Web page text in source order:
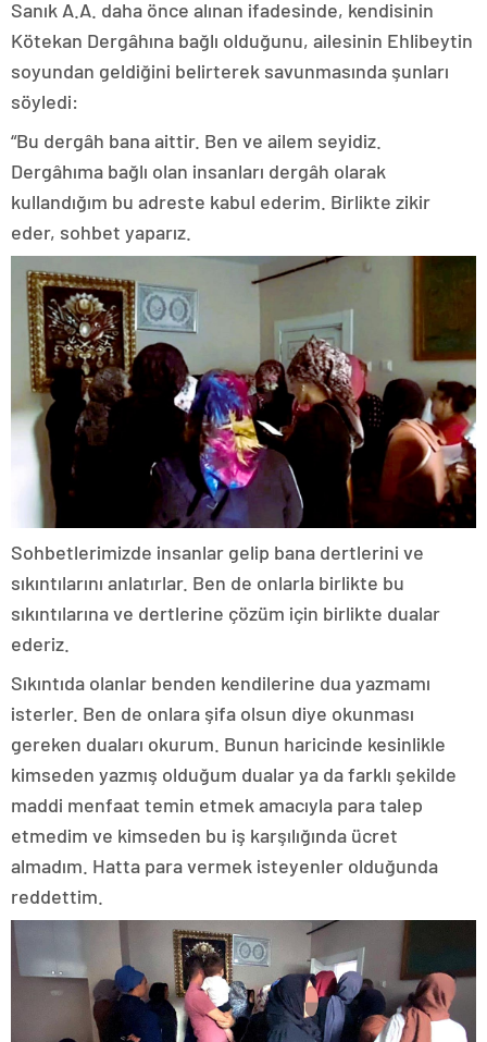
Sanık A.A. daha önce alınan ifadesinde, kendisinin
Kötekan Dergâhına bağlı olduğunu, ailesinin Ehlibeytin
soyundan geldiğini belirterek savunmasında şunları
söyledi:
“Bu dergâh bana aittir. Ben ve ailem seyidiz.
Dergâhıma bağlı olan insanları dergâh olarak
kullandığım bu adreste kabul ederim. Birlikte zikir
eder, sohbet yaparız.
Sohbetlerimizde insanlar gelip bana dertlerini ve
sıkıntılarını anlatırlar. Ben de onlarla birlikte bu
sıkıntılarına ve dertlerine çözüm için birlikte dualar
ederiz.
Sıkıntıda olanlar benden kendilerine dua yazmamı
isterler. Ben de onlara şifa olsun diye okunması
gereken duaları okurum. Bunun haricinde kesinlikle
kimseden yazmış olduğum dualar ya da farklı şekilde
maddi menfaat temin etmek amacıyla para talep
etmedim ve kimseden bu iş karşılığında ücret
almadım. Hatta para vermek isteyenler olduğunda
reddettim.